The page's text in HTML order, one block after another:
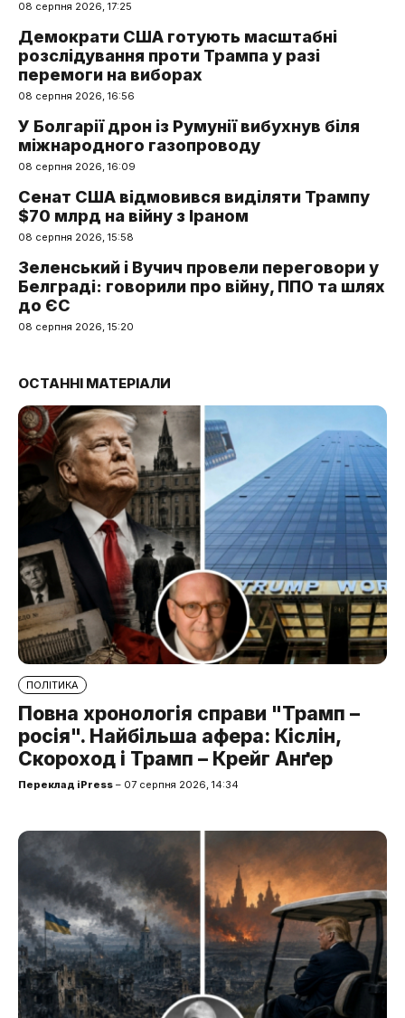
08 серпня 2026, 17:25
Демократи США готують масштабні
розслідування проти Трампа у разі
перемоги на виборах
08 серпня 2026, 16:56
У Болгарії дрон із Румунії вибухнув біля
міжнародного газопроводу
08 серпня 2026, 16:09
Сенат США відмовився виділяти Трампу
$70 млрд на війну з Іраном
08 серпня 2026, 15:58
Зеленський і Вучич провели переговори у
Белграді: говорили про війну, ППО та шлях
до ЄС
08 серпня 2026, 15:20
ОСТАННІ МАТЕРІАЛИ
ПОЛІТИКА
Повна хронологія справи "Трамп –
росія". Найбільша афера: Кіслін,
Скороход і Трамп – Крейг Анґер
Переклад iPress – 07 серпня 2026, 14:34